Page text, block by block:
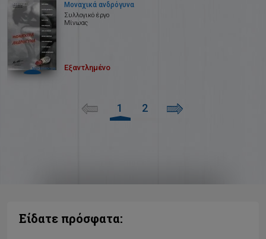
Μοναχικά ανδρόγυνα
Συλλογικό έργο
Μίνωας
Εξαντλημένο
1 2
Είδατε πρόσφατα: